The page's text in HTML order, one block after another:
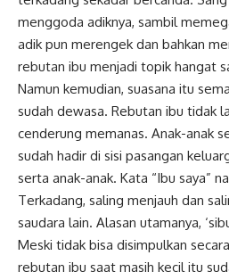
menggoda adiknya, sambil
adik pun merengek dan bahkan
rebutan ibu menjadi topik hangat
Namun kemudian, suasana itu
sudah dewasa. Rebutan ibu tidak
cenderung memanas. Anak-anak
sudah hadir di sisi pasangan
serta anak-anak. Kata “Ibu saya”
Terkadang, saling menjauh dan
saudara lain. Alasan utamanya,
Meski tidak bisa disimpulkan
rebutan ibu saat masih kecil itu